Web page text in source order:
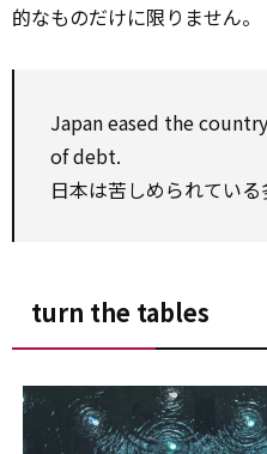
的なものだけに限りません。
Japan eased the
of debt.
日本は苦しめられている
turn the tables